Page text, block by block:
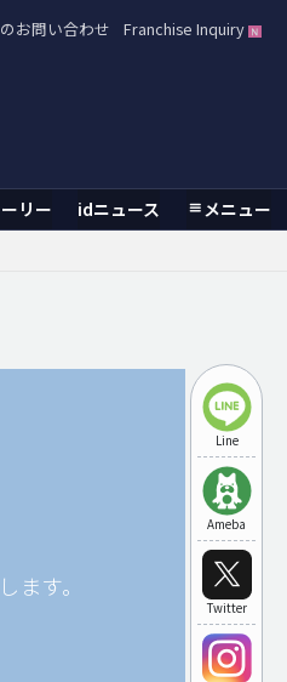
お問い合わせ Franchise Inquiry
リー idニュース メニュー
Line
Ameba
Twitter
す。